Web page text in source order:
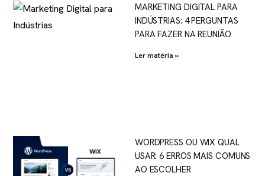
MARKETING DIGITAL PARA
INDÚSTRIAS: 4 PERGUNTAS
PARA FAZER NA REUNIÃO
Ler matéria »
WORDPRESS OU WIX QUAL
USAR: 6 ERROS MAIS COMUNS
AO ESCOLHER